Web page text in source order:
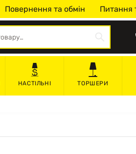
Повернення та обмін Питання
НАСТІЛЬНІ ТОРШЕРИ